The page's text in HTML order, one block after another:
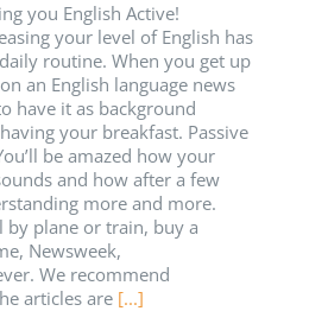
you English Active!
your level of English has
routine. When you get up
an English language news
have it as background
your breakfast. Passive
be amazed how your
and how after a few
more and more.
by plane or train, buy a
Newsweek,
We recommend
articles are [...]